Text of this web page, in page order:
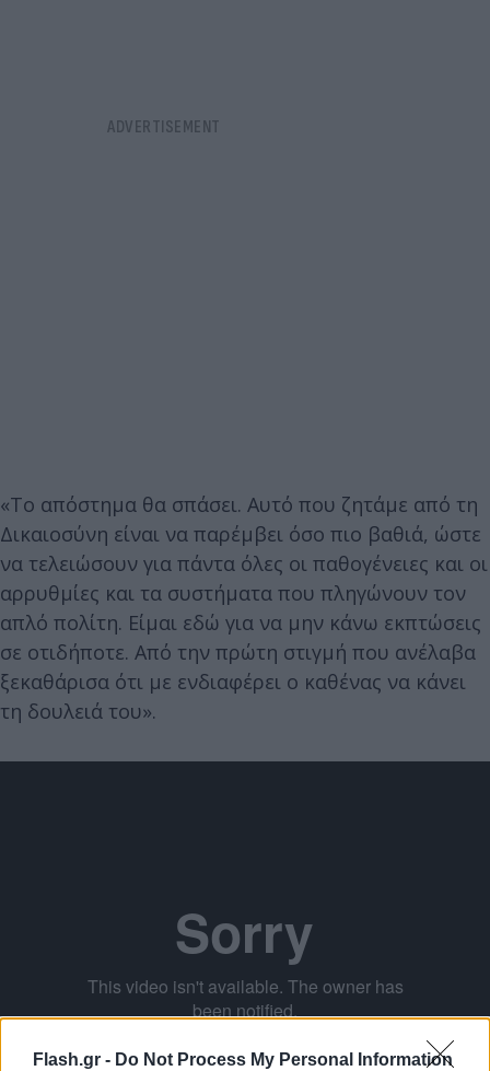
Flash.gr - Do Not Process My Personal Information
«Το απόστημα θα σπάσει. Αυτό που ζητάμε από τη
Δικαιοσύνη είναι να παρέμβει όσο πιο βαθιά, ώστε
να τελειώσουν για πάντα όλες οι παθογένειες και οι
αρρυθμίες και τα συστήματα που πληγώνουν τον
απλό πολίτη. Είμαι εδώ για να μην κάνω εκπτώσεις
σε οτιδήποτε. Από την πρώτη στιγμή που ανέλαβα
ξεκαθάρισα ότι με ενδιαφέρει ο καθένας να κάνει
τη δουλειά του».